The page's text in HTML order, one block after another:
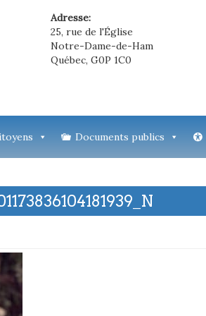
Adresse:
25, rue de l'Église
Notre-Dame-de-Ham
Québec, G0P 1C0
Documents publics